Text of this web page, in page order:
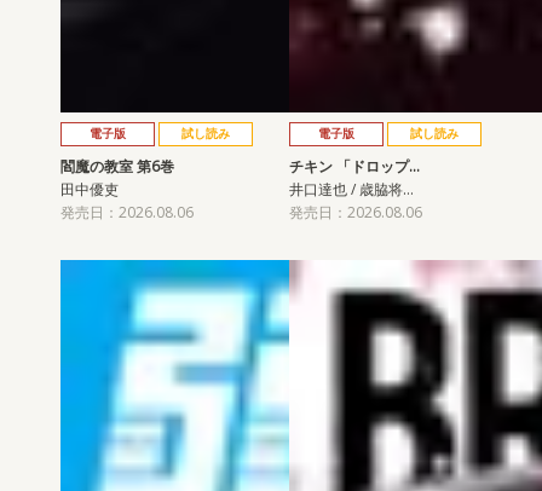
電子版 試し読み
閻魔の教室 第6巻
田中優吏
発売日：2026.08.06
電子版 試し読み
チキン 「ドロップ…
井口達也 / 歳脇将…
発売日：2026.08.06